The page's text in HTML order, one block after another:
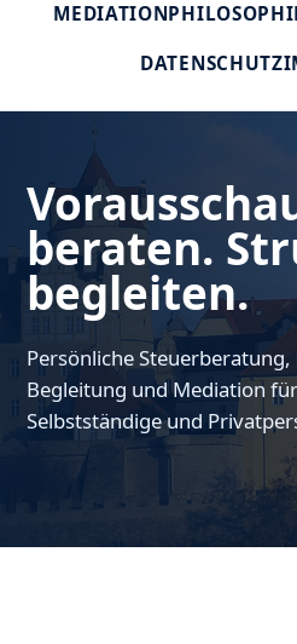
MEDIATION
DATENSCHUTZ
beraten.
begleiten.
Persönliche
Begleitung und Mediation
Selbstständige und